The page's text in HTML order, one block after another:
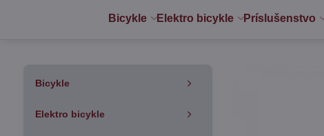
Bicykle Elektro bicykle Príslušenstvo
Bicykle
Elektro bicykle